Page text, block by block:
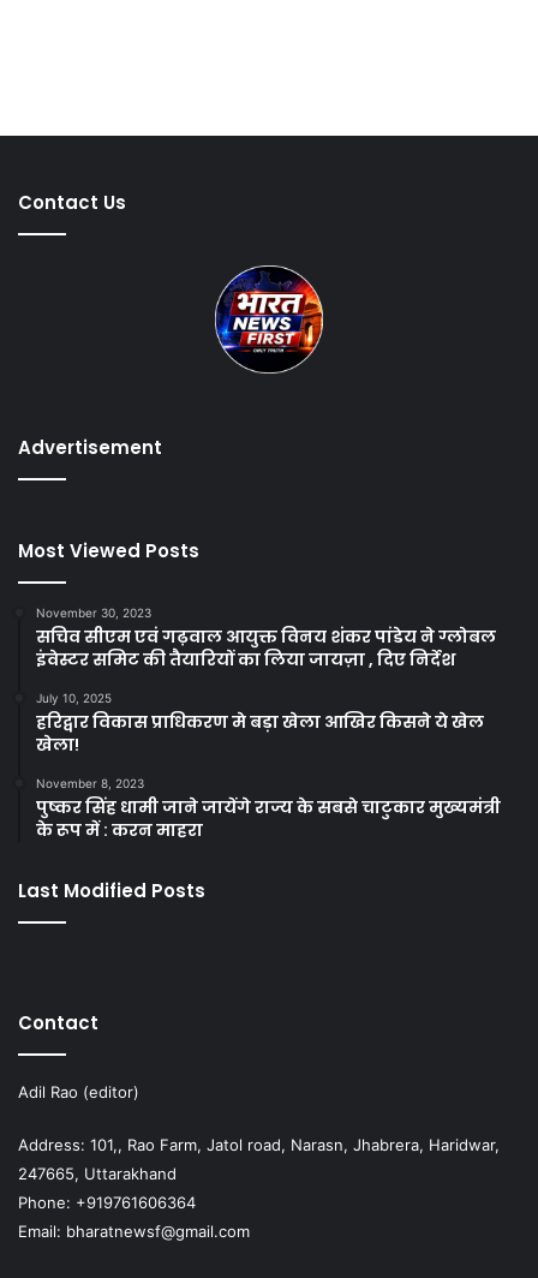
Contact Us
Advertisement
Most Viewed Posts
November 30, 2023
सचिव सीएम एवं गढ़वाल आयुक्त विनय शंकर पांडेय ने ग्लोबल
इंवेस्टर समिट की तैयारियों का लिया जायज़ा , दिए निर्देश
July 10, 2025
हरिद्वार विकास प्राधिकरण मे बड़ा खेला आखिर किसने ये खेल
खेला!
November 8, 2023
पुष्कर सिंह धामी जाने जायेंगे राज्य के सबसे चाटुकार मुख्यमंत्री
के रूप में : करन माहरा
Last Modified Posts
Contact
Adil Rao (editor)
Address: 101,, Rao Farm, Jatol road, Narasn, Jhabrera, Haridwar,
247665, Uttarakhand
Phone: +919761606364
Email: bharatnewsf@gmail.com